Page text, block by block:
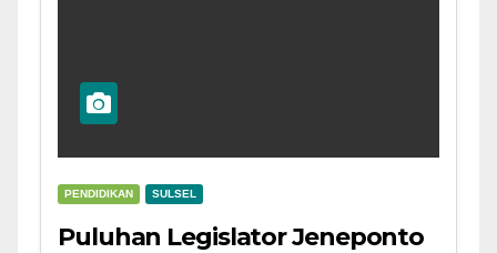
PENDIDIKAN SULSEL
Puluhan Legislator Jeneponto